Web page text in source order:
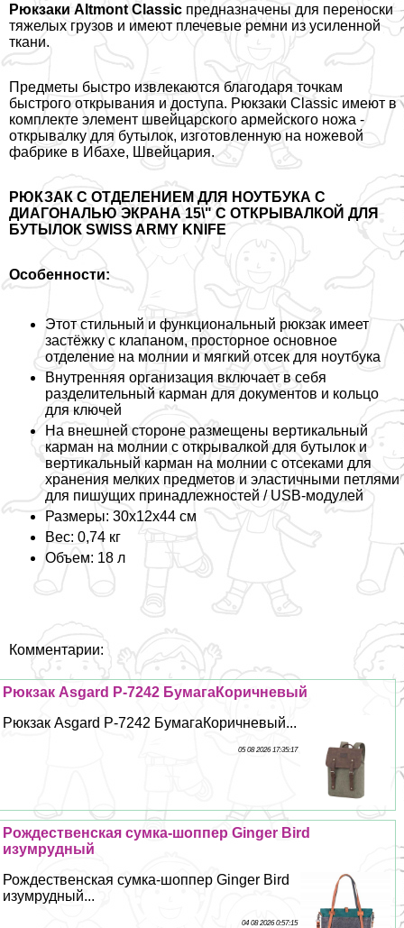
Рюкзаки Altmont Classic предназначены для переноски
тяжелых грузов и имеют плечевые ремни из усиленной
ткани.
Предметы быстро извлекаются благодаря точкам
быстрого открывания и доступа. Рюкзаки Classic имеют в
комплекте элемент швейцарского армейского ножа -
открывалку для бутылок, изготовленную на ножевой
фабрике в Ибахе, Швейцария.
РЮКЗАК С ОТДЕЛЕНИЕМ ДЛЯ НОУТБУКА C
ДИАГОНАЛЬЮ ЭКРАНА 15\" С ОТКРЫВАЛКОЙ ДЛЯ
БУТЫЛОК SWISS ARMY KNIFE
Особенности:
Этот стильный и функциональный рюкзак имеет
застёжку с клапаном, просторное основное
отделение на молнии и мягкий отсек для ноутбука
Внутренняя организация включает в себя
разделительный карман для документов и кольцо
для ключей
На внешней стороне размещены вертикальный
карман на молнии с открывалкой для бутылок и
вертикальный карман на молнии с отсеками для
хранения мелких предметов и эластичными петлями
для пишущих принадлежностей / USB-модулей
Размеры: 30x12x44 см
Вес: 0,74 кг
Объем: 18 л
Комментарии:
Рюкзак Asgard Р-7242 БумагаКоричневый
Рюкзак Asgard Р-7242 БумагаКоричневый...
05 08 2026 17:35:17
Рождественская сумка-шоппер Ginger Bird
изумрудный
Рождественская сумка-шоппер Ginger Bird
изумрудный...
04 08 2026 0:57:15